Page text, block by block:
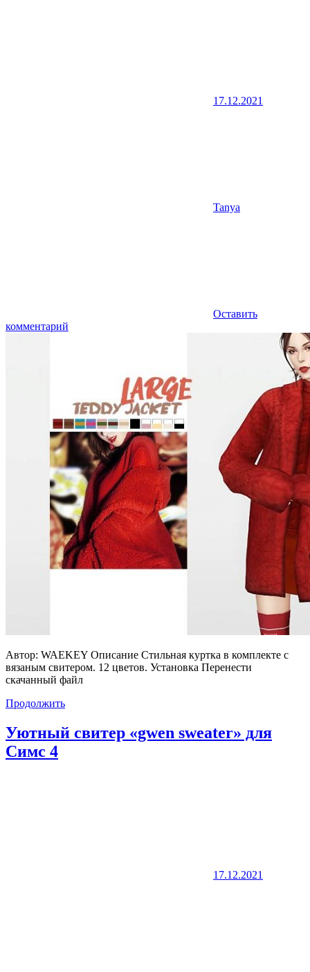
17.12.2021
Tanya
Оставить
комментарий
Автор: WAEKEY Описание Стильная куртка в комплекте с
вязаным свитером. 12 цветов. Установка Перенести
скачанный файл
Продолжить
Уютный свитер «gwen sweater» для
Симс 4
17.12.2021